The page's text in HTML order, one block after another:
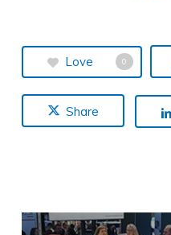
Love 0
Share